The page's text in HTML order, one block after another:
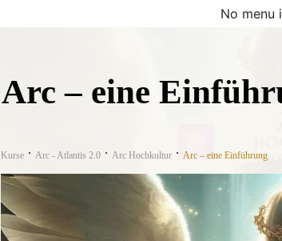
No menu
Arc – eine
Kurse Arc - Atlantis 2.0 Arc Hochkultur Arc – eine Einführung